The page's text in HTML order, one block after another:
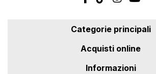
Categorie principali
Acquisti online
Informazioni